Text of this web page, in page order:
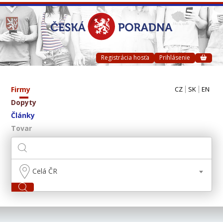
Registrácia hosťa Prihlásenie
Firmy
Dopyty
Články
Tovar
CZ SK EN
Celá ČR